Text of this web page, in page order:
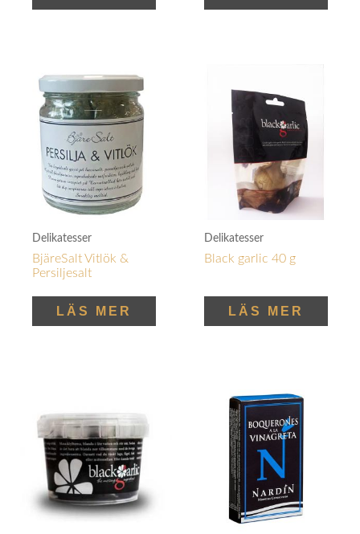
Delikatesser
BjäreSalt Vitlök &
Persiljesalt
LÄS MER
Delikatesser
Black garlic 40 g
LÄS MER